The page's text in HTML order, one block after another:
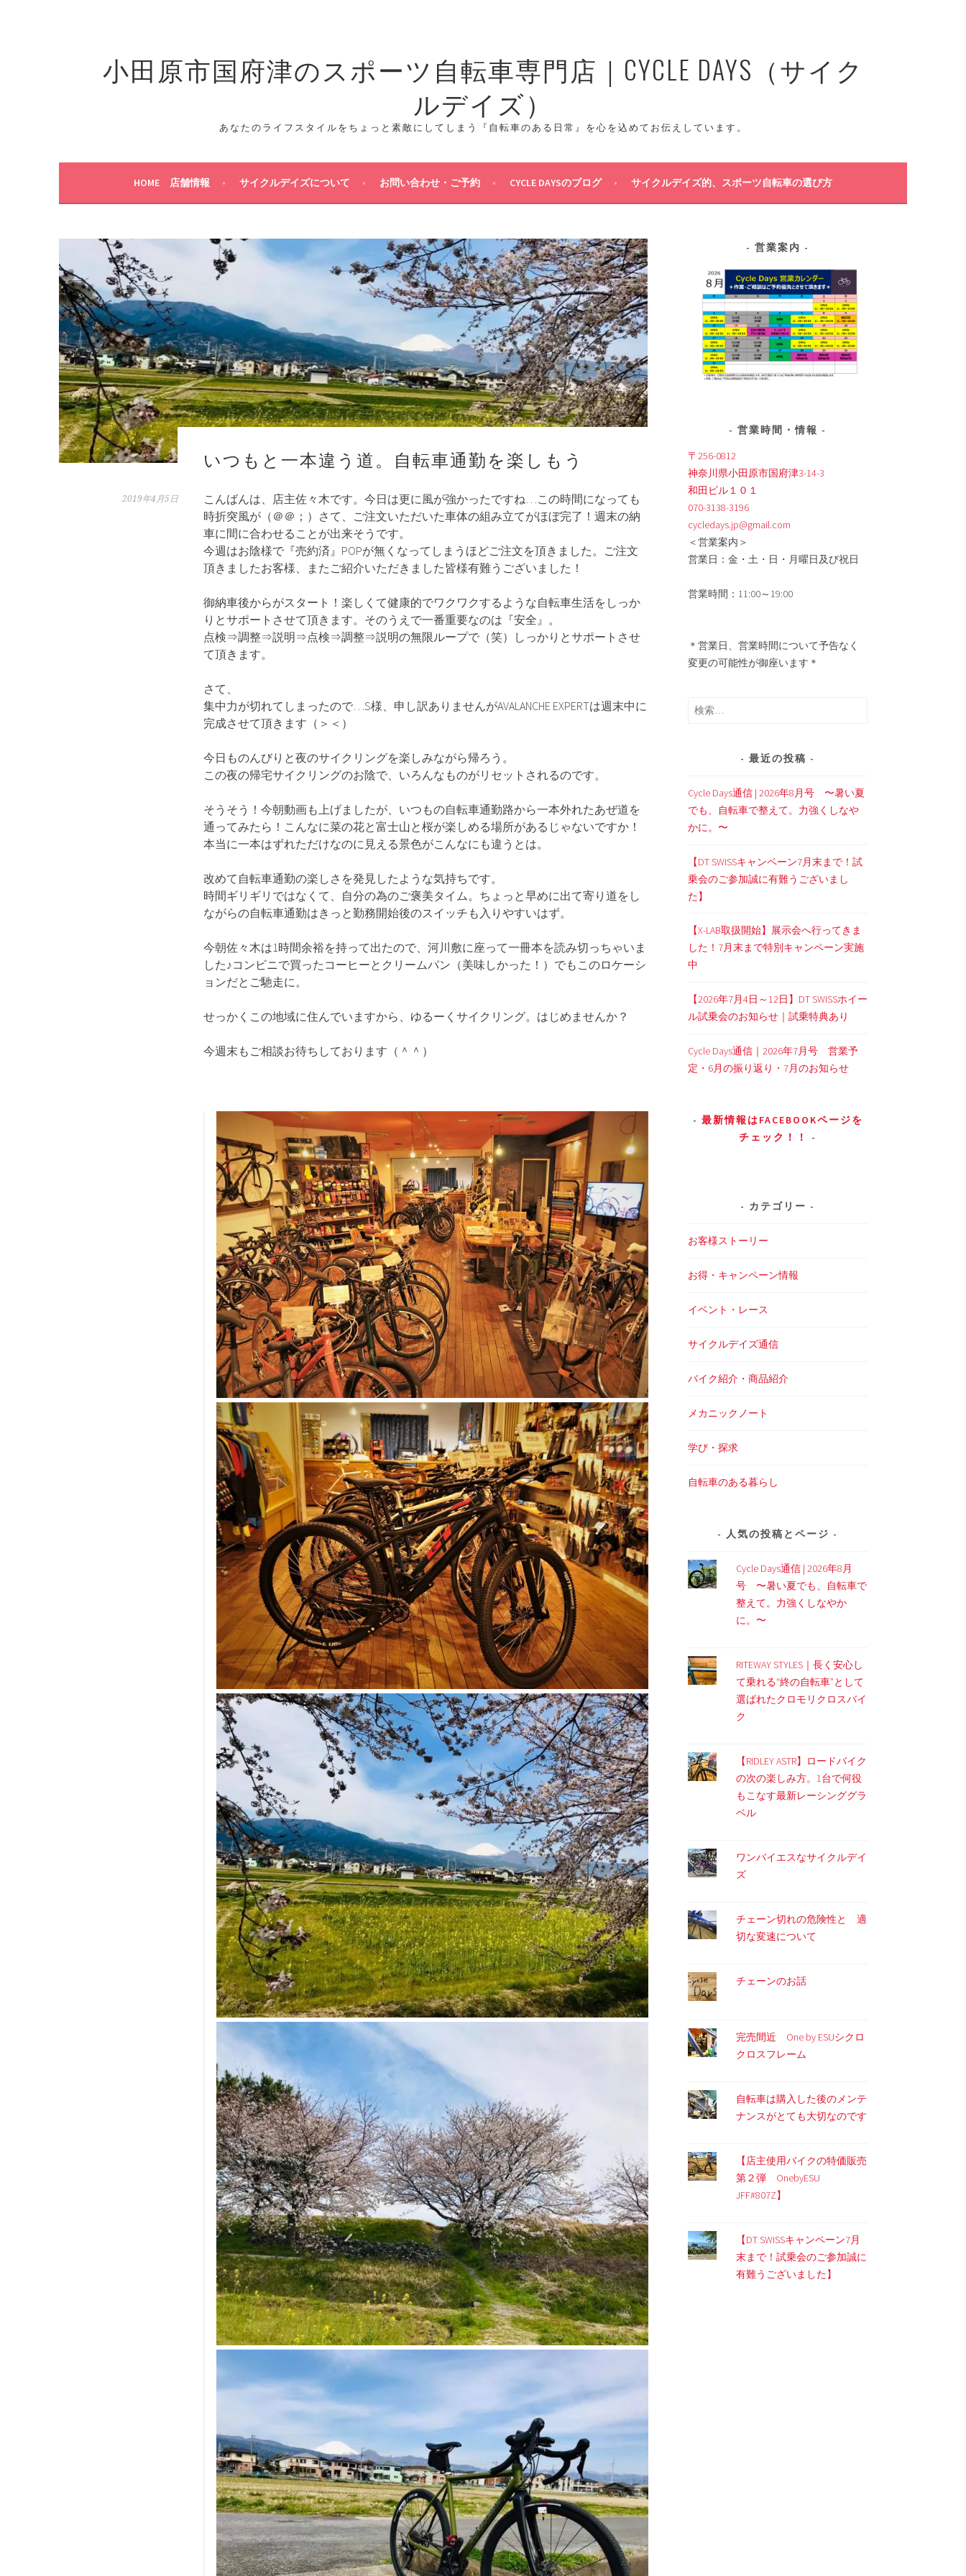
プ
小田原市国府津のスポーツ自転車専門店｜CYCLE DAYS（サイク
ルデイズ）
あなたのライフスタイルをちょっと素敵にしてしまう『自転車のある日常』を心を込めてお伝えしています。
HOME 店舗情報 サイクルデイズについて お問い合わせ・ご予約 CYCLE DAYSのブログ サイクルデイズ的、スポーツ自転車の選び方
いつもと一本違う道。自転車通勤を楽しもう
2019年4月5日
こんばんは、店主佐々木です。今日は更に風が強かったですね…この時間になっても
時折突風が（＠＠；）さて、ご注文いただいた車体の組み立てがほぼ完了！週末の納
車に間に合わせることが出来そうです。
今週はお陰様で『売約済』POPが無くなってしまうほどご注文を頂きました。ご注文
頂きましたお客様、
またご紹介いただきました皆様有難うございました！
御納車後からがスタート！楽しくて健康的でワクワクするような自転車生活をしっか
りとサポートさせて頂きます。そのうえで一番重要なのは『安全』。
点検⇒調整⇒説明⇒点検⇒調整⇒説明の無限ループで（笑）しっかりとサポートさせ
て頂きます。
さて、
集中力が切れてしまったので…S様、申し訳ありませんがAVALANCHE EXPERTは週末中に
完成させて頂きます（＞＜）
今日ものんびりと夜のサイクリングを楽しみながら帰ろう。
この夜の帰宅サイクリングのお陰で、いろんなものがリセットされるのです。
そうそう！今朝動画も上げましたが、いつもの自転車通勤路から一本外れたあぜ道を
通ってみたら！こんなに菜の花と富士山と桜が楽しめる場所があるじゃないですか！
本当に一本はずれただけなのに見える景色がこんなにも違うとは。
改めて自転車通勤の楽しさを発見したような気持ちです。
時間ギリギリではなくて、自分の為のご褒美タイム。ちょっと早めに出て寄り道をし
ながらの自転車通勤はきっと勤務開始後のスイッチも入りやすいはず。
今朝佐々木は1時間余裕を持って出たので、河川敷に座って一冊本を読み切っちゃいま
した♪コンビニで買ったコーヒーとクリームパン（美味しかった！）でもこのロケーシ
ョンだとご馳走に。
せっかくこの地域に住んでいますから、ゆるーくサイクリング。はじめませんか？
今週末もご相談お待ちしております（＾＾）
営業案内
営業時間・情報
〒256-0812
神奈川県小田原市国府津3-14-3
和田ビル１０１
070-3138-3196
cycledays.jp@gmail.com
＜営業案内＞
営業日：金・土・日・月曜日及び祝日
営業時間：11:00～19:00
＊営業日、営業時間について予告なく
変更の可能性が御座います＊
検
最近の投稿
Cycle Days通信 | 2026年8月号 〜暑い夏
でも、自転車で整えて。力強くしなや
かに。〜
【DT SWISSキャンペーン7月末まで！試
乗会のご参加誠に有難うございまし
た】
【X-LAB取扱開始】展示会へ行ってきま
した！7月末まで特別キャンペーン実施
中
【2026年7月4日～12日】DT SWISSホイー
ル試乗会のお知らせ｜試乗特典あり
Cycle Days通信｜2026年7月号 営業予
定・6月の振り返り・7月のお知らせ
最新情報はFACEBOOKページを
チェック！！
カテゴリー
お客様ストーリー
お得・キャンペーン情報
イベント・レース
サイクルデイズ通信
バイク紹介・商品紹介
メカニックノート
学び・探求
自転車のある暮らし
人気の投稿とページ
Cycle Days通信 | 2026年8月
号 〜暑い夏でも、自転車で
整えて。力強くしなやか
に。〜
RITEWAY STYLES｜長く安心し
て乗れる“終の自転車”として
選ばれたクロモリクロスバイ
ク
【RIDLEY ASTR】ロードバイク
の次の楽しみ方。1台で何役
もこなす最新レーシンググラ
ベル
ワンバイエスなサイクルデイ
ズ
チェーン切れの危険性と 適
切な変速について
チェーンのお話
完売間近 One by ESUシクロ
クロスフレーム
自転車は購入した後のメンテ
ナンスがとても大切なのです
【店主使用バイクの特価販売
第２弾 OnebyESU
JFF#807Z】
【DT SWISSキャンペーン7月
末まで！試乗会のご参加誠に
有難うございました】